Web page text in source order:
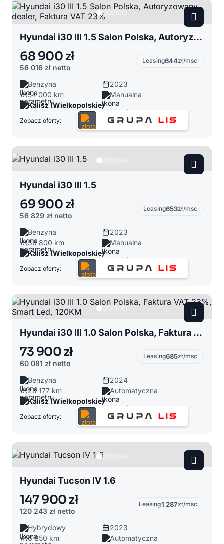
Hyundai i30 III 1.5 Salon Polska, Autoryzowany dealer, Faktura VAT 23%
68 900 zł
56 016 zł netto
Leasing644zł/msc
Benzyna
2023
54 000 km
Manualna
Kalisz (Wielkopolskie)
Zobacz oferty:
Hyundai i30 III 1.5
69 900 zł
56 829 zł netto
Leasing653zł/msc
Benzyna
2023
36 800 km
Manualna
Kalisz (Wielkopolskie)
Zobacz oferty:
Hyundai i30 III 1.0 Salon Polska, Faktura VAT 23%, Smart Led, 120KM
73 900 zł
60 081 zł netto
Leasing685zł/msc
Benzyna
2024
28 177 km
Automatyczna
Kalisz (Wielkopolskie)
Zobacz oferty:
Hyundai Tucson IV 1.6
147 900 zł
120 243 zł netto
Leasing1 287zł/msc
Hybrydowy
2023
6 850 km
Automatyczna